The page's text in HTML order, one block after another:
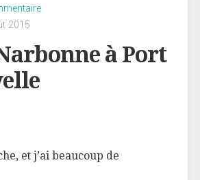
2015
à Port
et j’ai beaucoup de